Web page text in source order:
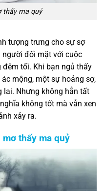
thấy ma quỷ
tượng trưng cho sự sợ
người đối mặt với cuộc
tối. Khi bạn ngủ thấy
mộng, một sự hoảng sợ,
lai. Nhưng không hẳn tất
không tốt mà vẫn xen
xảy ra.
thấy ma quỷ